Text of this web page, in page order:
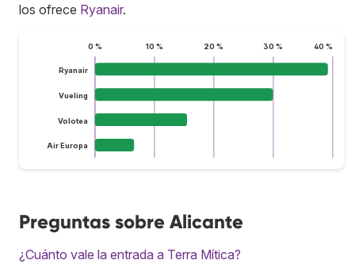
los ofrece Ryanair.
0 % 10 % 20 % 30 % 40 %
Ryanair
Vueling
Volotea
Air Europa
Preguntas sobre Alicante
¿Cuánto vale la entrada a Terra Mítica?